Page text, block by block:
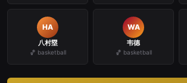
HA
八村塁
🏀 basketball
WA
韦德
🏀 basketball